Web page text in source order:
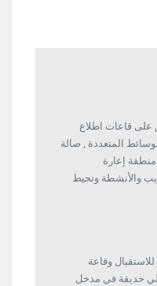
على قاعات اطلاع
المتعددة , صالة
إعارة
والأنشطة وتحيط
وقاعة
إلي حديقة في مدخل